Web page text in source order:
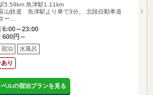
5.59km 魚津駅1.11km
山鉄道 魚津駅より車で3分。 北陸自動車道
ー…
6:00～23:00
600円～
宿泊 水風呂
り
ルの宿泊プランを見る